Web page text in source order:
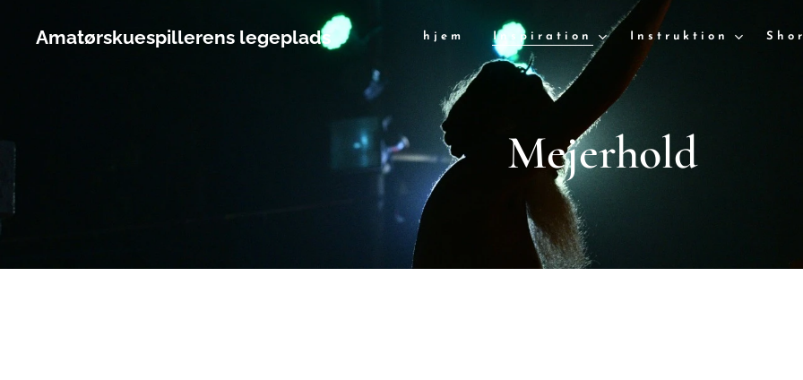
Amatørskuespillerens legeplads hjem Inspiration Instruktion
Mejerhold